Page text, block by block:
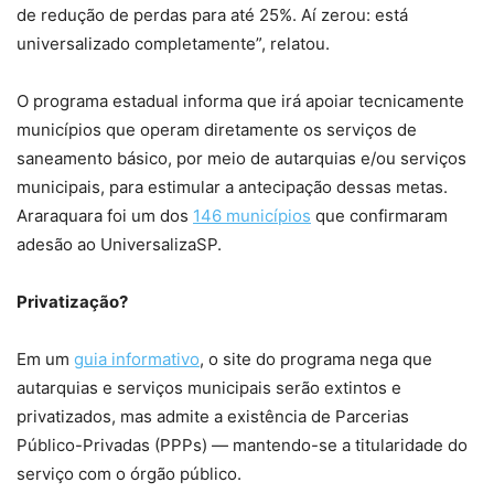
de redução de perdas para até 25%. Aí zerou: está
universalizado completamente”, relatou.
O programa estadual informa que irá apoiar tecnicamente
municípios que operam diretamente os serviços de
saneamento básico, por meio de autarquias e/ou serviços
municipais, para estimular a antecipação dessas metas.
Araraquara foi um dos 146 municípios que confirmaram
adesão ao UniversalizaSP.
Privatização?
Em um guia informativo, o site do programa nega que
autarquias e serviços municipais serão extintos e
privatizados, mas admite a existência de Parcerias
Público-Privadas (PPPs) — mantendo-se a titularidade do
serviço com o órgão público.